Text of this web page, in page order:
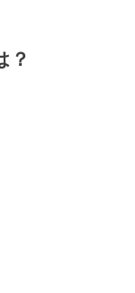
？